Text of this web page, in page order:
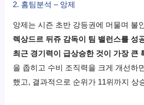
2. 홈팀분석 – 앙제
앙제는 시즌 초반 강등권에 머물며 불
렉상드르 뒤쥬 감독이 팀 밸런스를 성
최근 경기력이 급상승한 것이 가장 큰
을 좁히고 수비 조직력을 크게 개선하
했고, 결과적으로 순위가 11위까지 상